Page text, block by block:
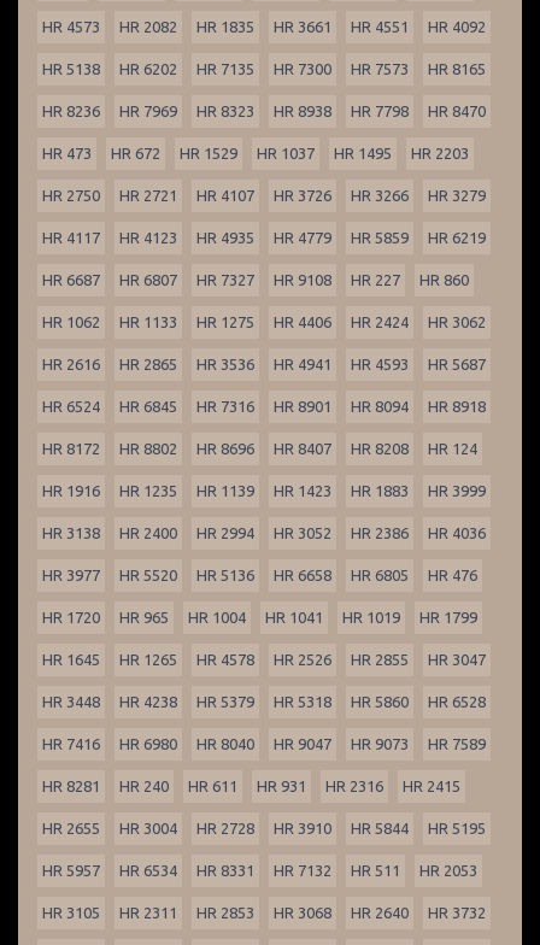
HR 4573 HR 2082 HR 1835 HR 3661 HR 4551 HR 4092
HR 5138 HR 6202 HR 7135 HR 7300 HR 7573 HR 8165
HR 8236 HR 7969 HR 8323 HR 8938 HR 7798 HR 8470
HR 473 HR 672 HR 1529 HR 1037 HR 1495 HR 2203
HR 2750 HR 2721 HR 4107 HR 3726 HR 3266 HR 3279
HR 4117 HR 4123 HR 4935 HR 4779 HR 5859 HR 6219
HR 6687 HR 6807 HR 7327 HR 9108 HR 227 HR 860
HR 1062 HR 1133 HR 1275 HR 4406 HR 2424 HR 3062
HR 2616 HR 2865 HR 3536 HR 4941 HR 4593 HR 5687
HR 6524 HR 6845 HR 7316 HR 8901 HR 8094 HR 8918
HR 8172 HR 8802 HR 8696 HR 8407 HR 8208 HR 124
HR 1916 HR 1235 HR 1139 HR 1423 HR 1883 HR 3999
HR 3138 HR 2400 HR 2994 HR 3052 HR 2386 HR 4036
HR 3977 HR 5520 HR 5136 HR 6658 HR 6805 HR 476
HR 1720 HR 965 HR 1004 HR 1041 HR 1019 HR 1799
HR 1645 HR 1265 HR 4578 HR 2526 HR 2855 HR 3047
HR 3448 HR 4238 HR 5379 HR 5318 HR 5860 HR 6528
HR 7416 HR 6980 HR 8040 HR 9047 HR 9073 HR 7589
HR 8281 HR 240 HR 611 HR 931 HR 2316 HR 2415
HR 2655 HR 3004 HR 2728 HR 3910 HR 5844 HR 5195
HR 5957 HR 6534 HR 8331 HR 7132 HR 511 HR 2053
HR 3105 HR 2311 HR 2853 HR 3068 HR 2640 HR 3732